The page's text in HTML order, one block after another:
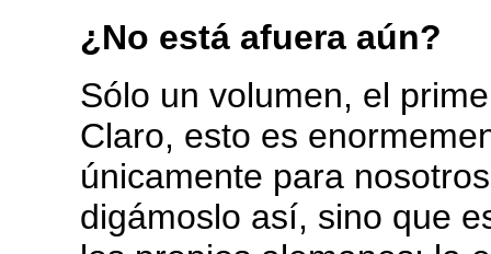
¿No está afuera aún?
Sólo un volumen, el
Claro, esto es
únicamente para
digámoslo así, sino que